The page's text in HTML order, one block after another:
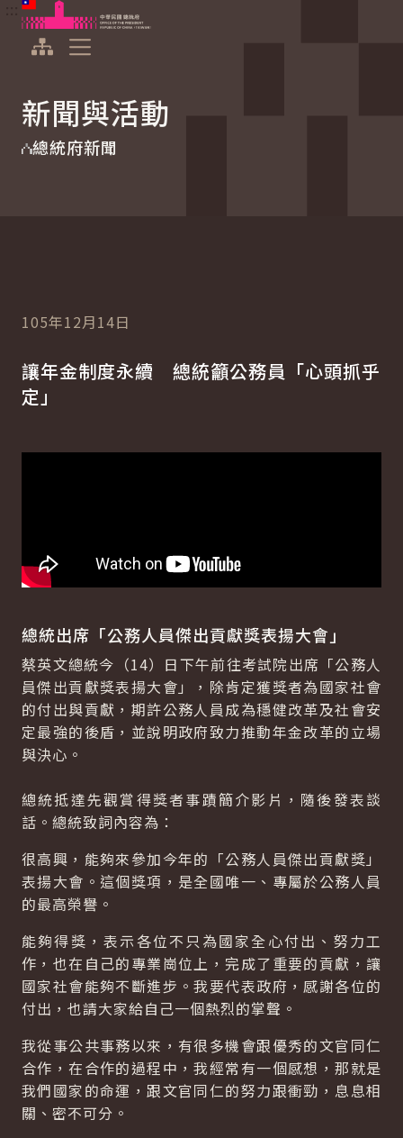
跳到主要內容
中華民國總統府
新聞與活動
總統府新聞
105年12月14日
讓年金制度永續 總統籲公務員「心頭抓乎
定」
總統出席「公務人員傑出貢獻獎表揚大會」
蔡英文總統今（14）日下午前往考試院出席「公務人
員傑出貢獻獎表揚大會」，除肯定獲獎者為國家社會
的付出與貢獻，期許公務人員成為穩健改革及社會安
定最強的後盾，並說明政府致力推動年金改革的立場
與決心。
總統抵達先觀賞得獎者事蹟簡介影片，隨後發表談
話。總統致詞內容為：
很高興，能夠來參加今年的「公務人員傑出貢獻獎」
表揚大會。這個獎項，是全國唯一、專屬於公務人員
的最高榮譽。
能夠得獎，表示各位不只為國家全心付出、努力工
作，也在自己的專業崗位上，完成了重要的貢獻，讓
國家社會能夠不斷進步。我要代表政府，感謝各位的
付出，也請大家給自己一個熱烈的掌聲。
我從事公共事務以來，有很多機會跟優秀的文官同仁
合作，在合作的過程中，我經常有一個感想，那就是
我們國家的命運，跟文官同仁的努力跟衝勁，息息相
關、密不可分。